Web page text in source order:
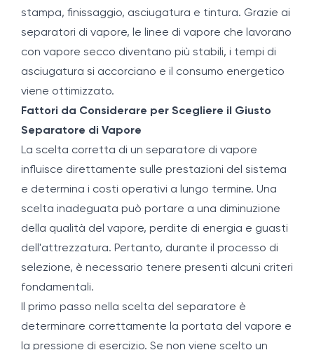
stampa, finissaggio, asciugatura e tintura. Grazie ai
separatori di vapore, le linee di vapore che lavorano
con vapore secco diventano più stabili, i tempi di
asciugatura si accorciano e il consumo energetico
viene ottimizzato.
Fattori da Considerare per Scegliere il Giusto
Separatore di Vapore
La scelta corretta di un separatore di vapore
influisce direttamente sulle prestazioni del sistema
e determina i costi operativi a lungo termine. Una
scelta inadeguata può portare a una diminuzione
della qualità del vapore, perdite di energia e guasti
dell'attrezzatura. Pertanto, durante il processo di
selezione, è necessario tenere presenti alcuni criteri
fondamentali.
Il primo passo nella scelta del separatore è
determinare correttamente la portata del vapore e
la pressione di esercizio. Se non viene scelto un